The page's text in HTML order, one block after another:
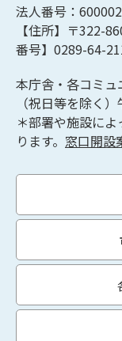
法人番号：
【住所】〒322-
番号】0289-64-
本庁舎・各コミュ
（祝日等を除く
＊部署や施設に
ります。 窓口開設